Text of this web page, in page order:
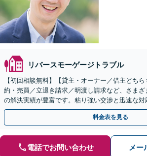
リバースモーゲージトラブル
【初回相談無料】【貸主・オーナー／借主どち
約・売買／立退き請求／明渡し請求など、さま
の解決実績が豊富です。粘り強い交渉と迅速な
目指します【新横浜駅1分】【Web・電話相談可
料金表を見る
電話でお問い合わせ メー